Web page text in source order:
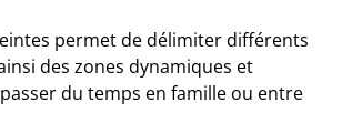
permet de délimiter différents
des zones dynamiques et
du temps en famille ou entre